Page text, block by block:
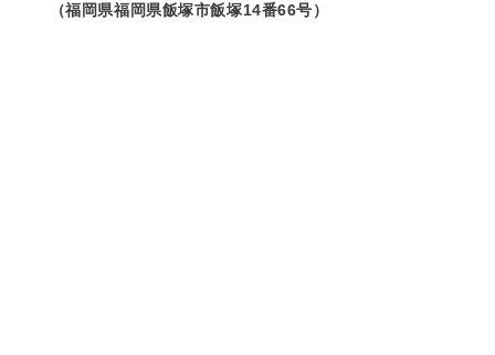
（福岡県福岡県飯塚市飯塚14番66号）